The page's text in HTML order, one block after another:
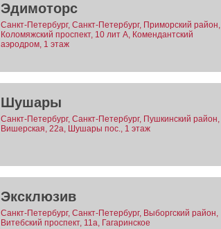
Эдимоторс
Санкт-Петербург, Санкт-Петербург, Приморский район,
Коломяжский проспект, 10 лит А, Комендантский
аэродром, 1 этаж
Шушары
Санкт-Петербург, Санкт-Петербург, Пушкинский район,
Вишерская, 22а, Шушары пос., 1 этаж
Эксклюзив
Санкт-Петербург, Санкт-Петербург, Выборгский район,
Витебский проспект, 11а, Гагаринское